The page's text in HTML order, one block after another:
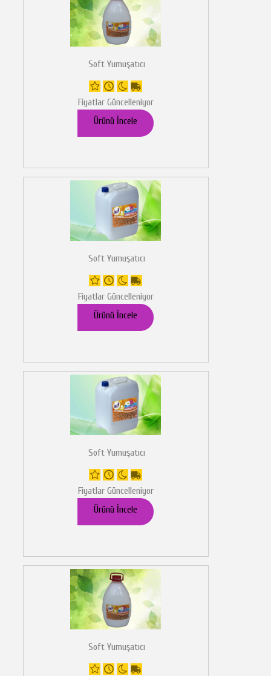
Soft Yumuşatıcı
Fiyatlar Güncelleniyor
Ürünü İncele
Soft Yumuşatıcı
Fiyatlar Güncelleniyor
Ürünü İncele
Soft Yumuşatıcı
Fiyatlar Güncelleniyor
Ürünü İncele
Soft Yumuşatıcı